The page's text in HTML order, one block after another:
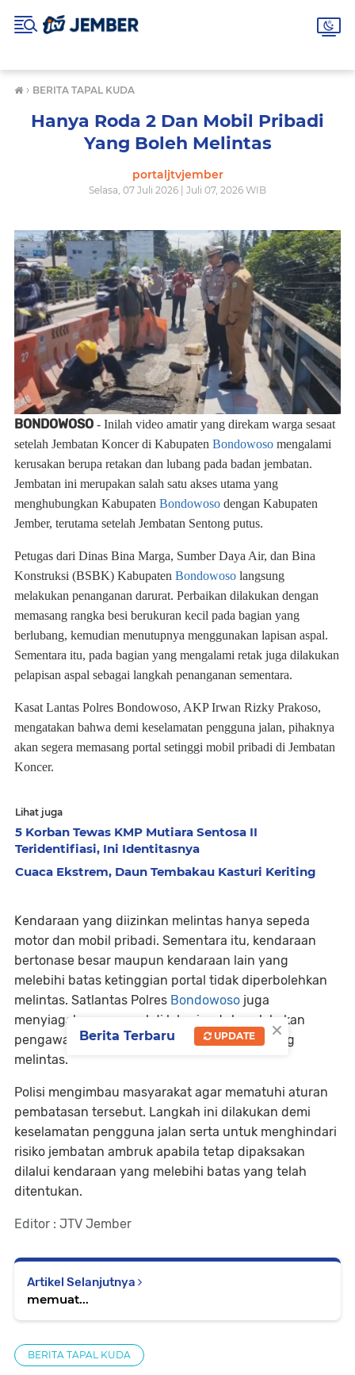
› BERITA TAPAL KUDA
Hanya Roda 2 Dan Mobil Pribadi
Yang Boleh Melintas
portaljtvjember
Selasa, 07 Juli 2026 | Juli 07, 2026 WIB
BONDOWOSO - Inilah video amatir yang direkam warga sesaat
setelah Jembatan Koncer di Kabupaten Bondowoso mengalami
kerusakan berupa retakan dan lubang pada badan jembatan.
Jembatan ini merupakan salah satu akses utama yang
menghubungkan Kabupaten Bondowoso dengan Kabupaten
Jember, terutama setelah Jembatan Sentong putus.
Petugas dari Dinas Bina Marga, Sumber Daya Air, dan Bina
Konstruksi (BSBK) Kabupaten Bondowoso langsung
melakukan penanganan darurat. Perbaikan dilakukan dengan
memasang rangka besi berukuran kecil pada bagian yang
berlubang, kemudian menutupnya menggunakan lapisan aspal.
Sementara itu, pada bagian yang mengalami retak juga dilakukan
pelapisan aspal sebagai langkah penanganan sementara.
Kasat Lantas Polres Bondowoso, AKP Irwan Rizky Prakoso,
mengatakan bahwa demi keselamatan pengguna jalan, pihaknya
akan segera memasang portal setinggi mobil pribadi di Jembatan
Koncer.
Lihat juga
5 Korban Tewas KMP Mutiara Sentosa II
Teridentifiasi, Ini Identitasnya
Cuaca Ekstrem, Daun Tembakau Kasturi Keriting
Kendaraan yang diizinkan melintas hanya sepeda
motor dan mobil pribadi. Sementara itu, kendaraan
bertonase besar maupun kendaraan lain yang
melebihi batas ketinggian portal tidak diperbolehkan
melintas. Satlantas Polres Bondowoso juga
menyiagakan personel di lokasi untuk melakukan
pengawasan dan pembatasan kendaraan yang
melintas.
Polisi mengimbau masyarakat agar mematuhi aturan
pembatasan tersebut. Langkah ini dilakukan demi
keselamatan pengguna jalan serta untuk menghindari
risiko jembatan ambruk apabila tetap dipaksakan
dilalui kendaraan yang melebihi batas yang telah
ditentukan.
Editor : JTV Jember
Artikel Selanjutnya
memuat...
BERITA TAPAL KUDA
×
Berita Terbaru UPDATE